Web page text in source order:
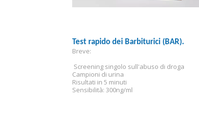
Test rapido dei Barbiturici (BAR).
Breve:
Screening singolo sull'abuso di droga
Campioni di urina
Risultati in 5 minuti
Sensibilità: 300ng/ml